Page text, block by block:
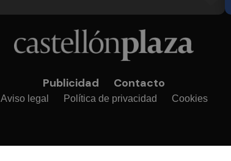
Publicidad Contacto
Aviso legal Política de privacidad Cookies